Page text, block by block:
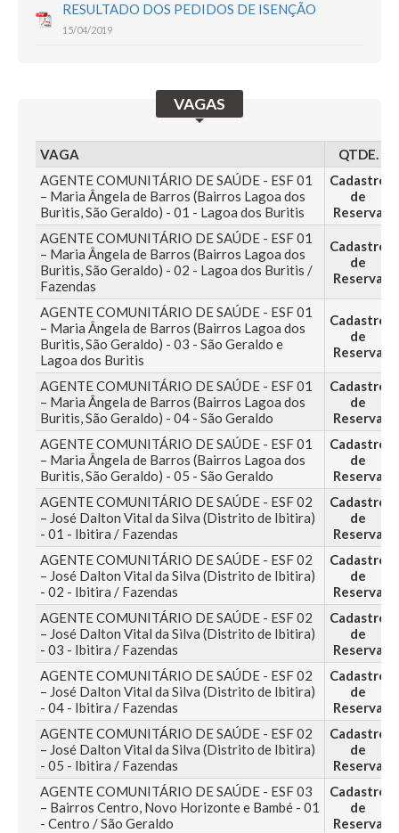
RESULTADO DOS PEDIDOS DE ISENÇÃO
15/04/2019
VAGAS
VAGA
QTDE.
AGENTE COMUNITÁRIO DE SAÚDE - ESF 01
– Maria Ângela de Barros (Bairros Lagoa dos
Buritis, São Geraldo) - 01 - Lagoa dos Buritis
Cadastro
de
Reserva
AGENTE COMUNITÁRIO DE SAÚDE - ESF 01
– Maria Ângela de Barros (Bairros Lagoa dos
Buritis, São Geraldo) - 02 - Lagoa dos Buritis /
Fazendas
Cadastro
de
Reserva
AGENTE COMUNITÁRIO DE SAÚDE - ESF 01
– Maria Ângela de Barros (Bairros Lagoa dos
Buritis, São Geraldo) - 03 - São Geraldo e
Lagoa dos Buritis
Cadastro
de
Reserva
AGENTE COMUNITÁRIO DE SAÚDE - ESF 01
– Maria Ângela de Barros (Bairros Lagoa dos
Buritis, São Geraldo) - 04 - São Geraldo
Cadastro
de
Reserva
AGENTE COMUNITÁRIO DE SAÚDE - ESF 01
– Maria Ângela de Barros (Bairros Lagoa dos
Buritis, São Geraldo) - 05 - São Geraldo
Cadastro
de
Reserva
AGENTE COMUNITÁRIO DE SAÚDE - ESF 02
– José Dalton Vital da Silva (Distrito de Ibitira)
- 01 - Ibitira / Fazendas
Cadastro
de
Reserva
AGENTE COMUNITÁRIO DE SAÚDE - ESF 02
– José Dalton Vital da Silva (Distrito de Ibitira)
- 02 - Ibitira / Fazendas
Cadastro
de
Reserva
AGENTE COMUNITÁRIO DE SAÚDE - ESF 02
– José Dalton Vital da Silva (Distrito de Ibitira)
- 03 - Ibitira / Fazendas
Cadastro
de
Reserva
AGENTE COMUNITÁRIO DE SAÚDE - ESF 02
– José Dalton Vital da Silva (Distrito de Ibitira)
- 04 - Ibitira / Fazendas
Cadastro
de
Reserva
AGENTE COMUNITÁRIO DE SAÚDE - ESF 02
– José Dalton Vital da Silva (Distrito de Ibitira)
- 05 - Ibitira / Fazendas
Cadastro
de
Reserva
AGENTE COMUNITÁRIO DE SAÚDE - ESF 03
– Bairros Centro, Novo Horizonte e Bambé - 01
- Centro / São Geraldo
Cadastro
de
Reserva